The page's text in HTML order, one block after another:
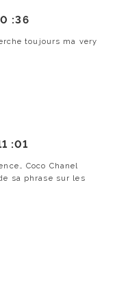
:36
toujours ma very
:01
Coco Chanel
sa phrase sur les